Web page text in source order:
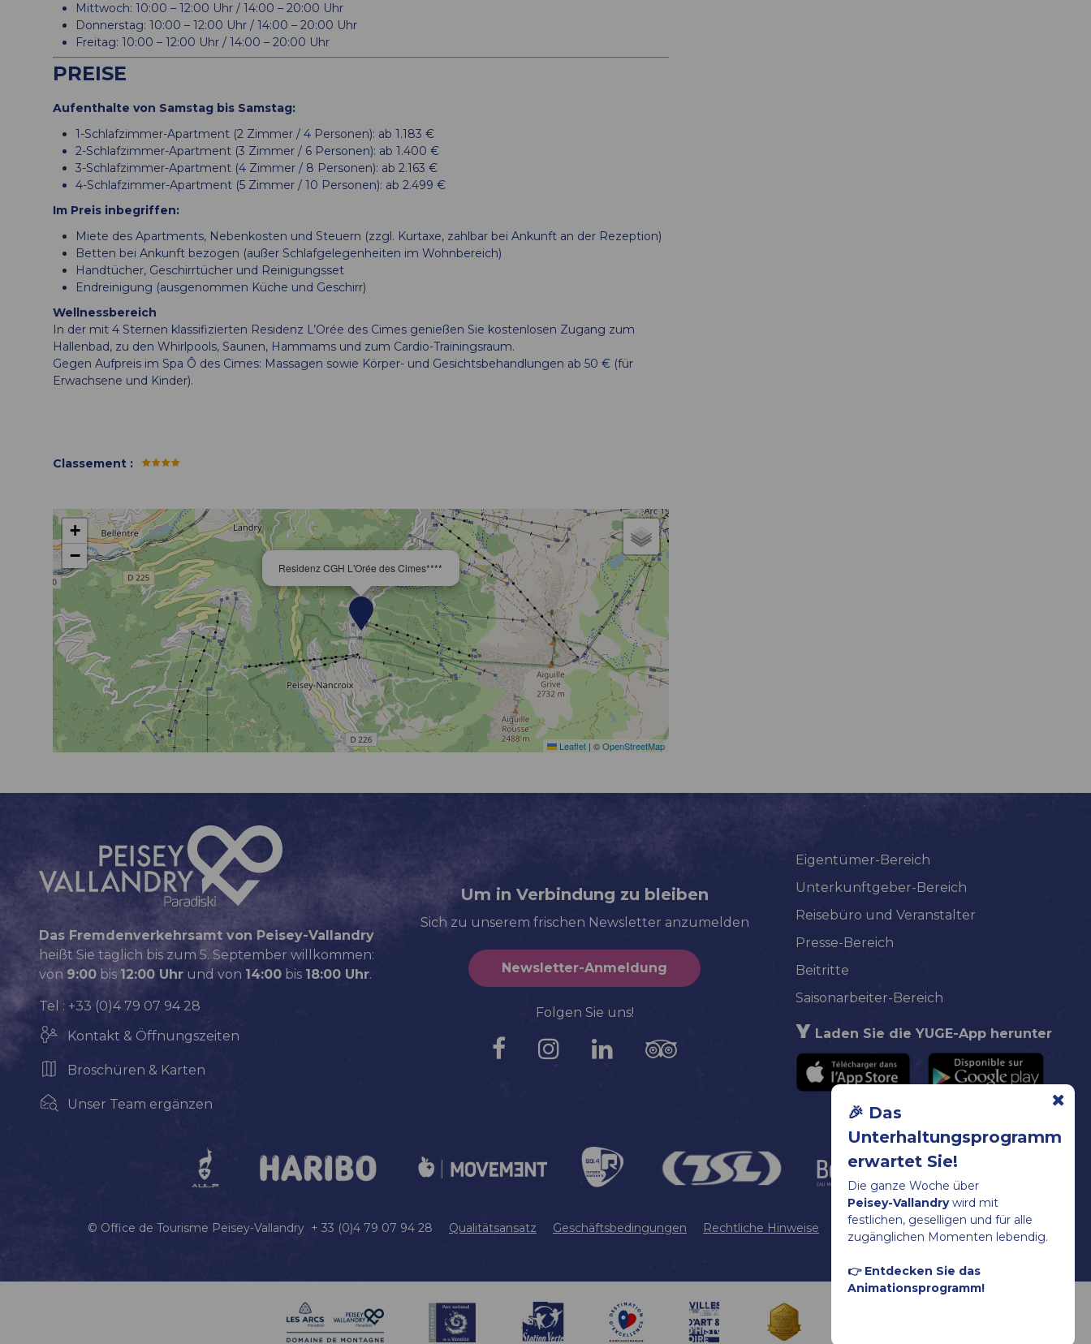
🎉 Das
Unterhaltungsprogramm
erwartet Sie!
Die ganze Woche über
Peisey-Vallandrywird mit
festlichen, geselligen und für alle
zugänglichen Momenten lebendig.
👉 Entdecken Sie das
Animationsprogramm!
Mittwoch: 10:00 – 12:00 Uhr / 14:00 – 20:00 Uhr
Donnerstag: 10:00 – 12:00 Uhr / 14:00 – 20:00 Uhr
Freitag: 10:00 – 12:00 Uhr / 14:00 – 20:00 Uhr
PREISE
Aufenthalte von Samstag bis Samstag:
1-Schlafzimmer-Apartment (2 Zimmer / 4 Personen): ab 1.183 €
2-Schlafzimmer-Apartment (3 Zimmer / 6 Personen): ab 1.400 €
3-Schlafzimmer-Apartment (4 Zimmer / 8 Personen): ab 2.163 €
4-Schlafzimmer-Apartment (5 Zimmer / 10 Personen): ab 2.499 €
Im Preis inbegriffen:
Miete des Apartments, Nebenkosten und Steuern (zzgl. Kurtaxe, zahlbar bei Ankunft an der Rezeption)
Betten bei Ankunft bezogen (außer Schlafgelegenheiten im Wohnbereich)
Handtücher, Geschirrtücher und Reinigungsset
Endreinigung (ausgenommen Küche und Geschirr)
Wellnessbereich
In der mit 4 Sternen klassifizierten Residenz L’Orée des Cimes genießen Sie kostenlosen Zugang zum
Hallenbad, zu den Whirlpools, Saunen, Hammams und zum Cardio-Trainingsraum.
Gegen Aufpreis im Spa Ô des Cimes: Massagen sowie Körper- und Gesichtsbehandlungen ab 50 € (für
Erwachsene und Kinder).
Classement :
Residenz CGH L'Orée des Cimes****
+
−
Leaflet | ©OpenStreetMap
Das Fremdenverkehrsamt von Peisey-Vallandry
heißt Sie täglich bis zum 5. September willkommen:
von 9:00 bis 12:00 Uhr und von 14:00 bis 18:00 Uhr.
Tel : +33 (0)4 79 07 94 28
Kontakt & Öffnungszeiten
Broschüren & Karten
Unser Team ergänzen
Um in Verbindung zu bleiben
Sich zu unserem frischen Newsletter anzumelden
Newsletter-Anmeldung
Folgen Sie uns!
Eigentümer-Bereich
Unterkunftgeber-Bereich
Reisebüro und Veranstalter
Presse-Bereich
Beitritte
Saisonarbeiter-Bereich
Laden Sie die YUGE-App herunter
© Office de Tourisme Peisey-Vallandry + 33 (0)4 79 07 94 28 Qualitätsansatz Geschäftsbedingungen Rechtliche Hinweise Sitemap Cookies verwalten